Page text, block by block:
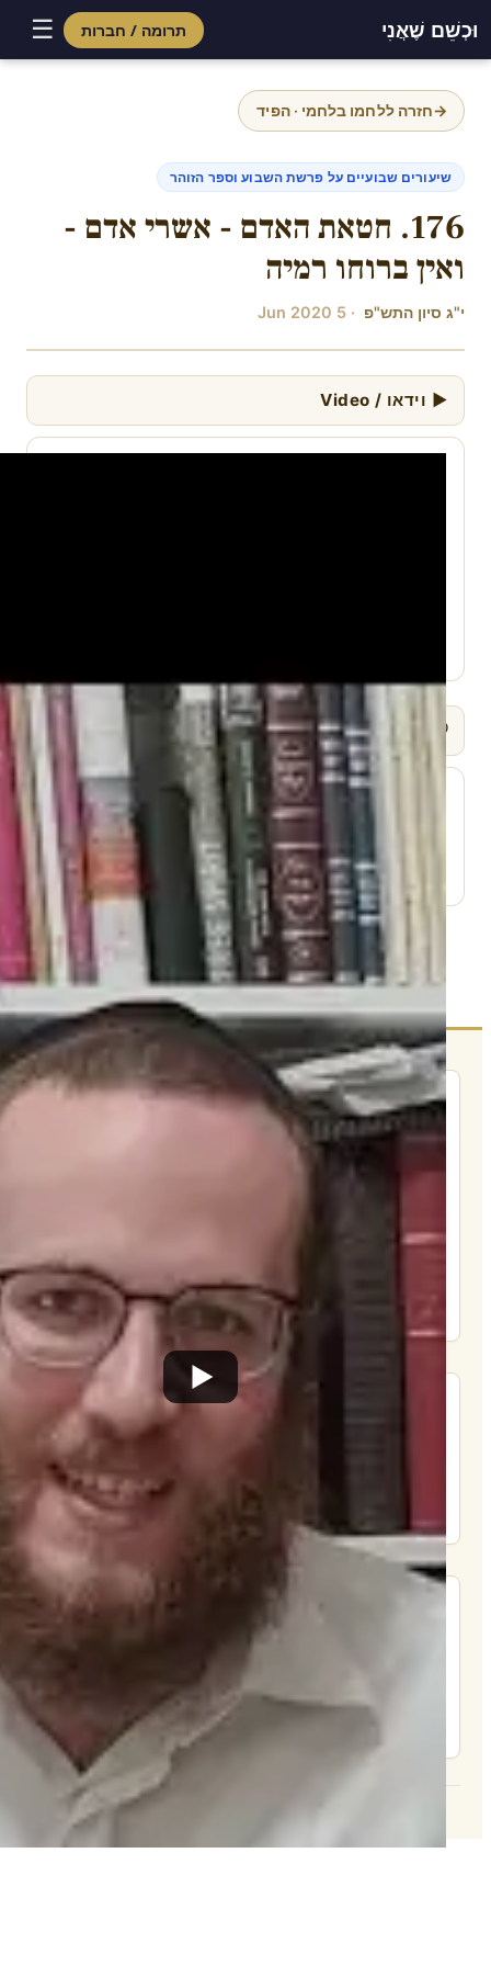
וּכְשֵׁם שֶׁאֲנִי תרומה / חברות ☰
→חזרה ללחמו בלחמי · הפיד
שיעורים שבועיים על פרשת השבוע וספר הזוהר
176. חטאת האדם - אשרי אדם -
ואין ברוחו רמיה
י"ג סיון התש"פ · 5 Jun 2020
▶ וידאו / Video
🎧 שמיעה / Listen
עמוד השיעור ↗
הרשם לרשימת אימייל שבועי
הרשם
תרומה
תמכו בהמשך הפצת שיעורים ותכנים
Donate
מצא אותנו בעוד מקומות
צור קשר